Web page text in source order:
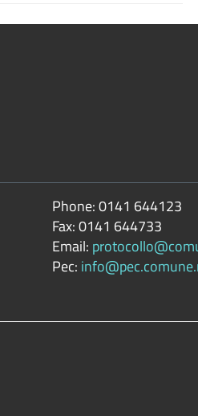
Phone:0141 644123
Fax:0141 644733
Email:
Pec: